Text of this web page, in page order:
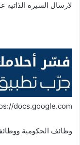
لارسال السيره الذاتيه
docs.google.com
وظائف الحكومية